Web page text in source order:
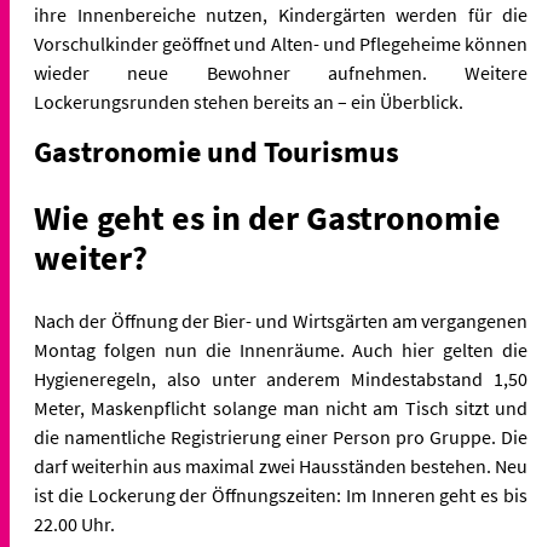
ihre Innenbereiche nutzen, Kindergärten werden für die
Vorschulkinder geöffnet und Alten- und Pflegeheime können
wieder neue Bewohner aufnehmen. Weitere
Lockerungsrunden stehen bereits an – ein Überblick.
Gastronomie und Tourismus
Wie geht es in der Gastronomie
weiter?
Nach der Öffnung der Bier- und Wirtsgärten am vergangenen
Montag folgen nun die Innenräume. Auch hier gelten die
Hygieneregeln, also unter anderem Mindestabstand 1,50
Meter, Maskenpflicht solange man nicht am Tisch sitzt und
die namentliche Registrierung einer Person pro Gruppe. Die
darf weiterhin aus maximal zwei Hausständen bestehen. Neu
ist die Lockerung der Öffnungszeiten: Im Inneren geht es bis
22.00 Uhr.